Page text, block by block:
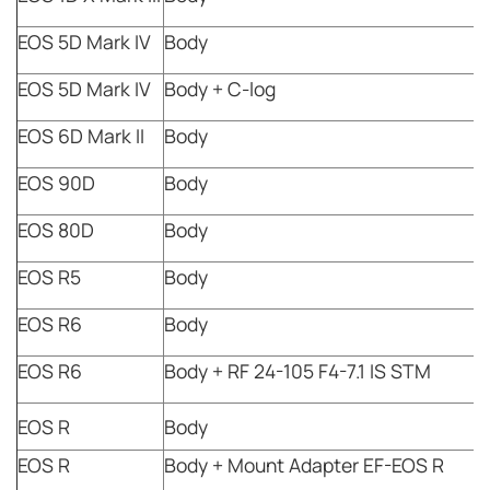
EOS 5D Mark IV Body
EOS 5D Mark IV Body + C-log
EOS 6D Mark II
Body
EOS 90D
Body
EOS 80D
Body
EOS R5
Body
EOS R6
Body
EOS R6
Body + RF 24-105 F4-7.1 IS STM
EOS R
Body
EOS R
Body + Mount Adapter EF-EOS R